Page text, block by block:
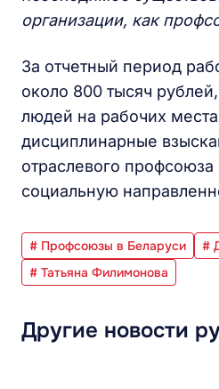
организации, как
За отчетный период
около 800 тысяч
людей на рабочих
дисциплинарные
отраслевого
социальную
# Профсоюзы в Беларуси
#
# Татьяна Филимонова
Другие новости